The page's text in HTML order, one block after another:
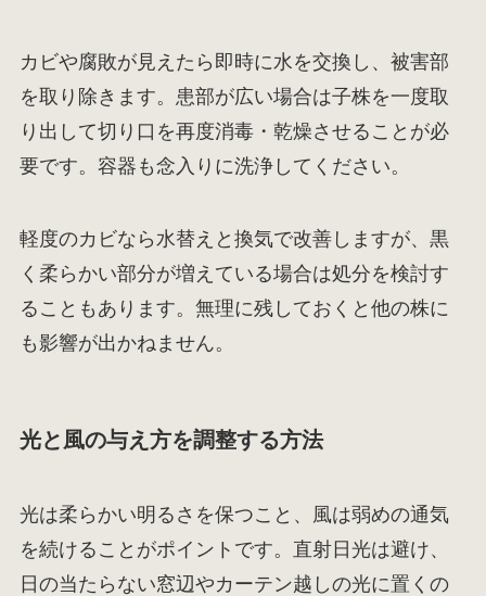
カビや腐敗が見えたら即時に水を交換し、被害部
を取り除きます。患部が広い場合は子株を一度取
り出して切り口を再度消毒・乾燥させることが必
要です。容器も念入りに洗浄してください。
軽度のカビなら水替えと換気で改善しますが、黒
く柔らかい部分が増えている場合は処分を検討す
ることもあります。無理に残しておくと他の株に
も影響が出かねません。
光と風の与え方を調整する方法
光は柔らかい明るさを保つこと、風は弱めの通気
を続けることがポイントです。直射日光は避け、
日の当たらない窓辺やカーテン越しの光に置くの